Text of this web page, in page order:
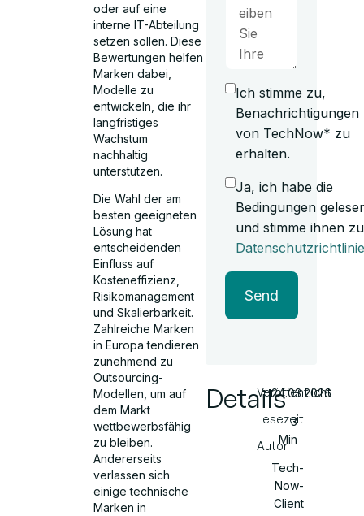
oder auf eine
interne IT-Abteilung
setzen sollen. Diese
Bewertungen helfen
Marken dabei,
Modelle zu
entwickeln, die ihr
langfristiges
Wachstum
nachhaltig
unterstützen.
Die Wahl der am
besten geeigneten
Lösung hat
entscheidenden
Einfluss auf
Kosteneffizienz,
Risikomanagement
und Skalierbarkeit.
Zahlreiche Marken
in Europa tendieren
zunehmend zu
Outsourcing-
Modellen, um auf
dem Markt
wettbewerbsfähig
zu bleiben.
Andererseits
verlassen sich
einige technische
Marken in
Ich stimme zu,
Benachrichtigungen
von TechNow* zu
erhalten.
Ja, ich habe die
Bedingungen
und stimme ihnen
Datenschutzrichtlinie
Send
DetailsVeröffentlicht
Lesezeit
Autor
24.03.2026
3
Min
Tech-
Now-
Client